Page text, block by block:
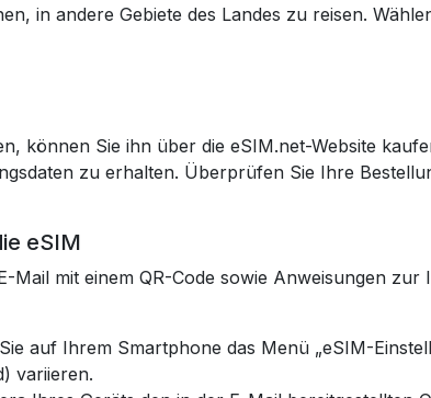
in andere Gebiete des Landes zu reisen.
können Sie ihn über die eSIM.net-Website
zu erhalten. Überprüfen Sie Ihre
eSIM
Mail mit einem QR-Code sowie Anweisungen
auf Ihrem Smartphone das Menü „eSIM-
variieren.